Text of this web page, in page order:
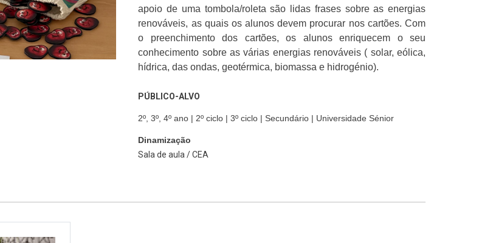
apoio de uma tombola/roleta são lidas frases sobre as energias
renováveis, as quais os alunos devem procurar nos cartões. Com
o preenchimento dos cartões, os alunos enriquecem o seu
conhecimento sobre as várias energias renováveis ( solar, eólica,
hídrica, das ondas, geotérmica, biomassa e hidrogénio).
PÚBLICO-ALVO
2º, 3º, 4º ano | 2º ciclo | 3º ciclo | Secundário | Universidade Sénior
Dinamização
Sala de aula / CEA